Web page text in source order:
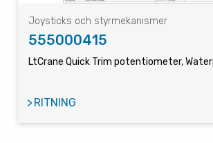
Joysticks och styrmekanismer
555000415
LtCrane Quick Trim potentiometer,
RITNING